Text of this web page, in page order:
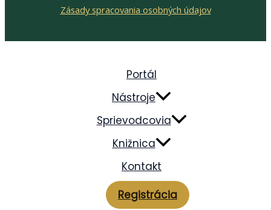
Zásady spracovania osobných údajov
Portál
Nástroje
Sprievodcovia
Knižnica
Kontakt
Registrácia